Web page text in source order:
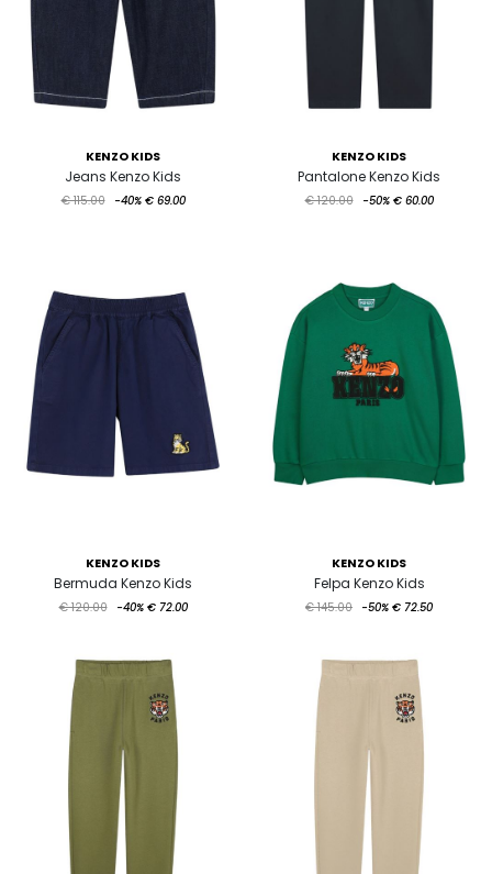
KENZO KIDS
Jeans Kenzo Kids
€ 115.00 -40% € 69.00
KENZO KIDS
Pantalone Kenzo Kids
€ 120.00 -50% € 60.00
KENZO KIDS
Bermuda Kenzo Kids
€ 120.00 -40% € 72.00
KENZO KIDS
Felpa Kenzo Kids
€ 145.00 -50% € 72.50